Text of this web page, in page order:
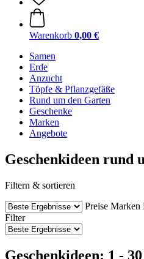
Warenkorb 0,00 €
Samen
Erde
Anzucht
Töpfe & Pflanzgefäße
Rund um den Garten
Geschenke
Marken
Angebote
Geschenkideen rund
Filtern & sortieren
Preise Marken
Filter
Geschenkideen: 1 -